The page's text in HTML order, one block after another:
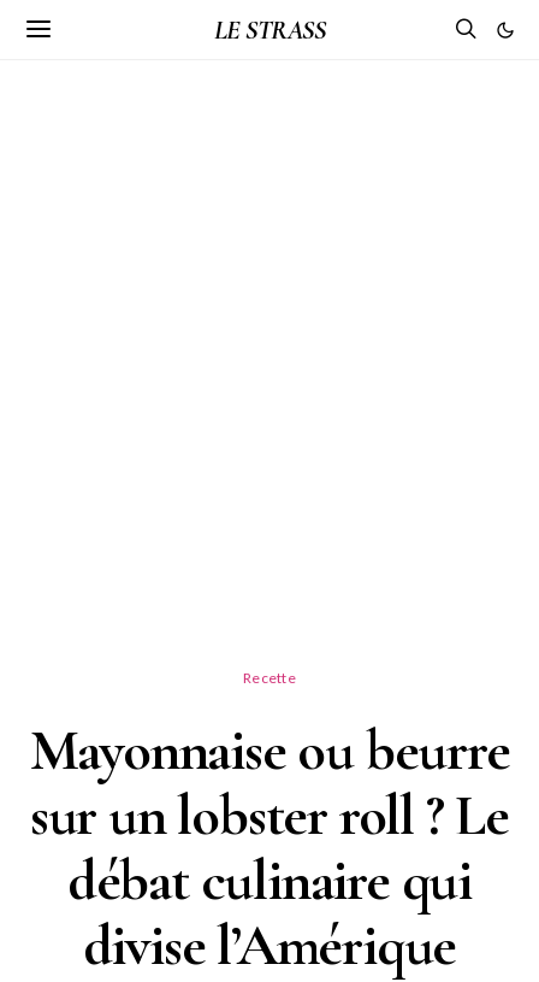
LE STRASS
Recette
Mayonnaise ou beurre
sur un lobster roll ? Le
débat culinaire qui
divise l’Amérique